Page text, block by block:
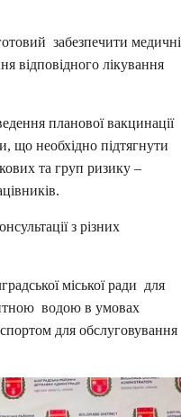
забезпечити медичні
відповідного лікування
планової вакцинації
що необхідно підтягнути
та груп ризику –
з різних
міської ради для
водою в умовах
для обслуговування